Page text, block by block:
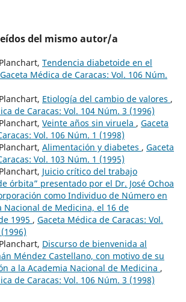
del mismo autor/a
Tendencia diabetoide en el
Gaceta Médica de Caracas: Vol. 106 Núm.
Etiología del cambio de valores ,
de Caracas: Vol. 104 Núm. 3 (1996)
Veinte años sin viruela , Gaceta
Vol. 106 Núm. 1 (1998)
Alimentación y diabetes , Gaceta
Vol. 103 Núm. 1 (1995)
Juicio crítico del trabajo
órbita” presentado por el Dr. José Ochoa
como Individuo de Número en
Nacional de Medicina, el 16 de
1995 , Gaceta Médica de Caracas: Vol.
Discurso de bienvenida al
Méndez Castellano, con motivo de su
a la Academia Nacional de Medicina ,
de Caracas: Vol. 106 Núm. 3 (1998)